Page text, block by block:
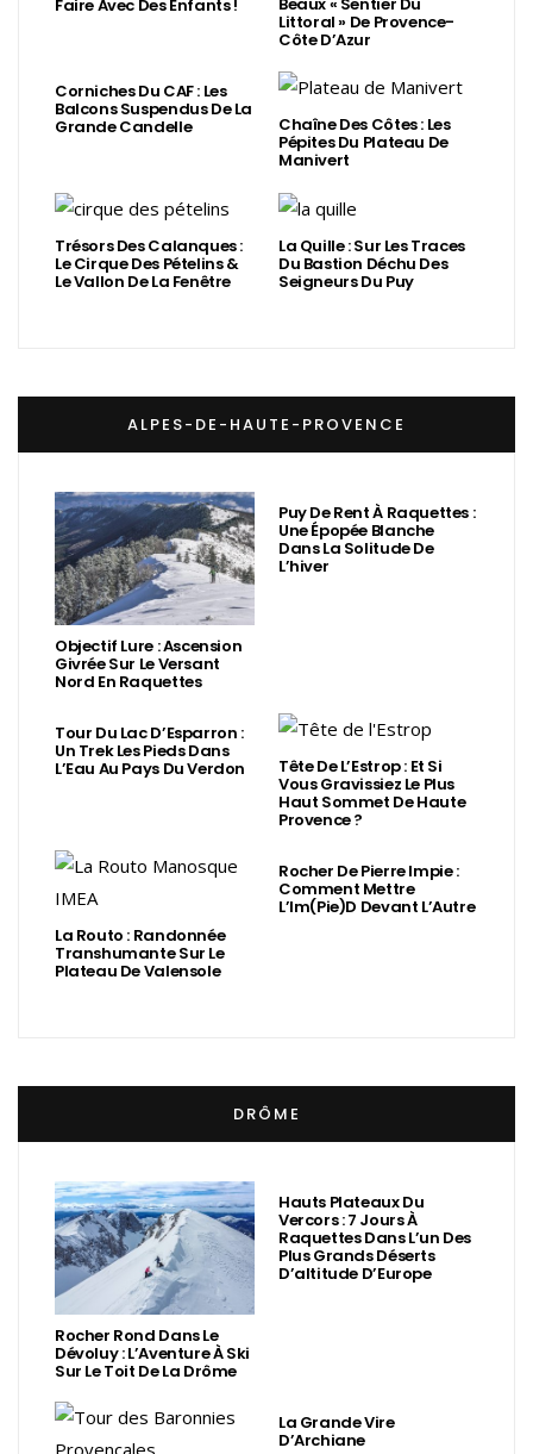
Faire Avec Des Enfants !
Littoral » De Provence-
Côte D’Azur
Corniches Du CAF : Les
Balcons Suspendus De La
Grande Candelle Chaîne Des Côtes : Les
Pépites Du Plateau De
Manivert
Trésors Des Calanques :
Le Cirque Des Pételins &
Le Vallon De La Fenêtre
La Quille : Sur Les Traces
Du Bastion Déchu Des
Seigneurs Du Puy
ALPES-DE-HAUTE-PROVENCE
Objectif Lure : Ascension
Givrée Sur Le Versant
Nord En Raquettes
Puy De Rent À Raquettes :
Une Épopée Blanche
Dans La Solitude De
L’hiver
Tour Du Lac D’Esparron :
Un Trek Les Pieds Dans
L’Eau Au Pays Du Verdon Tête De L’Estrop : Et Si
Vous Gravissiez Le Plus
Haut Sommet De Haute
Provence ?
La Routo : Randonnée
Transhumante Sur Le
Plateau De Valensole
Rocher De Pierre Impie :
Comment Mettre
L’Im(Pie)d Devant L’Autre
DRÔME
Rocher Rond Dans Le
Dévoluy : L’Aventure À Ski
Sur Le Toit De La Drôme
Hauts Plateaux Du
Vercors : 7 Jours À
Raquettes Dans L’un Des
Plus Grands Déserts
D’altitude D’Europe
La Grande Vire
D’Archiane